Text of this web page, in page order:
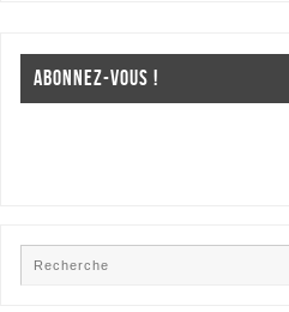
ABONNEZ-VOUS !